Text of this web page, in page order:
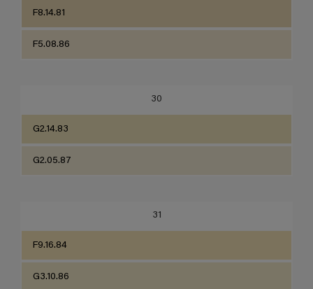
F8.14.81
F5.08.86
30
G2.14.83
G2.05.87
31
F9.16.84
G3.10.86